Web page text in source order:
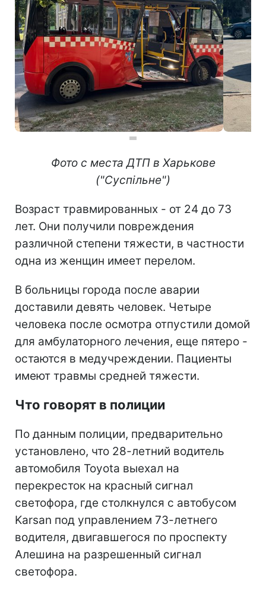
Фото с места ДТП в Харькове
("Суспільне")
Возраст травмированных - от 24 до 73
лет. Они получили повреждения
различной степени тяжести, в частности
одна из женщин имеет перелом.
В больницы города после аварии
доставили девять человек. Четыре
человека после осмотра отпустили домой
для амбулаторного лечения, еще пятеро -
остаются в медучреждении. Пациенты
имеют травмы средней тяжести.
Что говорят в полиции
По данным полиции, предварительно
установлено, что 28-летний водитель
автомобиля Toyota выехал на
перекресток на красный сигнал
светофора, где столкнулся с автобусом
Karsan под управлением 73-летнего
водителя, двигавшегося по проспекту
Алешина на разрешенный сигнал
светофора.